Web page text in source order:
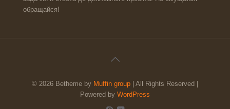
обращайся!
© 2026 Betheme by Muffin group | All Rights Reserved |
Powered by WordPress